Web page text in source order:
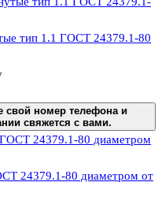
тип 1.1 ГОСТ 24379.1-80
свой номер телефона и
свяжется с вами.
24379.1-80 диаметром от